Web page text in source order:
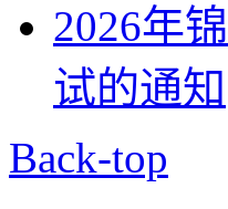
2026年
试的通知
Back-top